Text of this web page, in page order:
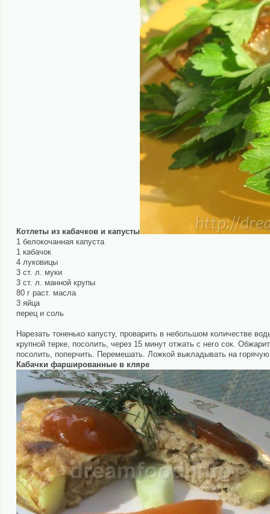
Котлеты из кабачков и капусты
1 белокочанная капуста
1 кабачок
4 луковицы
3 ст. л. муки
3 ст. л. манной крупы
80 г раст. масла
3 яйца
перец и соль
Нарезать тоненько капусту, проварить в небольшом количестве
крупной терке, посолить, через 15 минут отжать с него сок.
посолить, поперчить. Перемешать. Ложкой выкладывать на
Кабачки фаршированные в кляре